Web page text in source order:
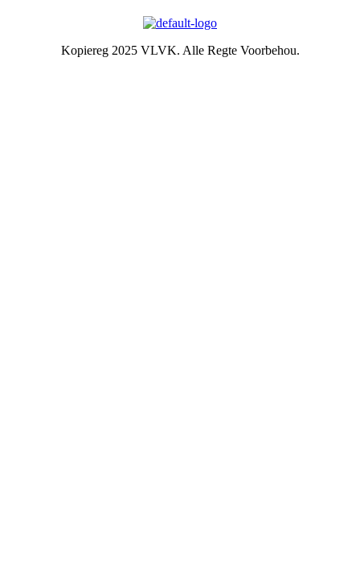
Kopiereg 2025 VLVK. Alle Regte Voorbehou.